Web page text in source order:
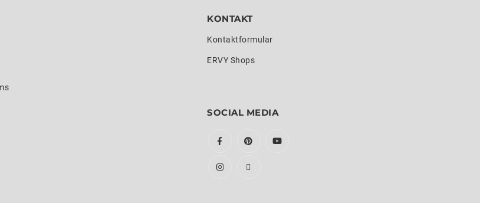
KONTAKT
Kontaktformular
ERVY Shops
SOCIAL MEDIA